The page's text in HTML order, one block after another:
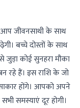
जीवनसाथी के साथ
बच्चे दोस्तों के साथ
कोई सुनहरा मौका
रहे हैं। इस राशि के जो
साकार होंगे। आपको अपने
समस्याएं दूर होगी।